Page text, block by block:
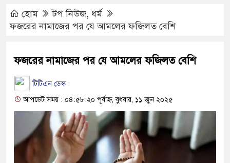
হোম টপ নিউজ, ধর্ম
ফজরের নামাজের পর যে আমলের ফজিলত বেশি
ফজরের নামাজের পর যে আমলের ফজিলত বেশি
টিটিএন ডেস্ক :
আপডেট সময় : ০৪:৫৮:২০ পূর্বাহ্ন, বুধবার, ১১ জুন ২০২৫